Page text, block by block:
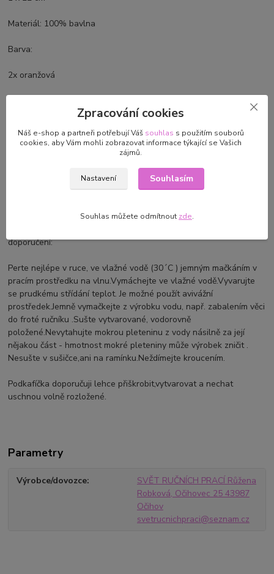
Materiál: 100% bavlna
Barva:
2x oranžová
Cena za sadu. Není naškrobena.
©Svět ručních prací
Údržba výrobků z vlny,akrylu,mohéru,směsových a dalších přízí --
doporučení:
Perte nejlépe v ruce, ve vlažné vodě (30´C ) jemným mačkáním v
pracím prostředku na vlnu.Vymáchejte ve vlažné vodě.Vyvarujte
se prudkému střídání teplot. Je možné použít avivážní
prostředek.Jemně vymačkejte z výrobku vodu, např. zabalením věci
do froté ručníku .Sušte vytvarované, vodorovně
položené.Nevytahujte mokrou pleteninu z vody násilně za její
nějakou část - hmotnost mokré pleteniny může výrobek zničit .
Nesušte v sušičce,ani na ramínku.Neždímejte kroucením.
Podkafíčka doporučuji lehce přiškrobit,vytvarovat a nechat
uschnou volně rozložené.
Parametry
Výrobce/dovozce
SVĚT RUČNÍCH PRACÍ Růžena
Robková, Očihovec 25 43987
Očihov
svetrucnichpraci@seznam.cz
Zpracování cookies
Náš e-shop a partneři potřebují Váš souhlas s použitím souborů
cookies, aby Vám mohli zobrazovat informace týkající se Vašich
zájmů.
Nastavení Souhlasím
Souhlas můžete odmítnout zde.